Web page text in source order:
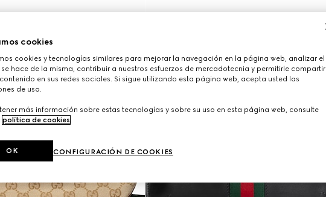
cookies
cookies y tecnologías similares para mejorar la navegación en la página web, analizar el
se hace de la misma, contribuir a nuestros esfuerzos de mercadotecnia y permitirle compartir
en sus redes sociales. Si sigue utilizando esta página web, acepta usted las
de uso.
más información sobre estas tecnologías y sobre su uso en esta página web, consulte
política de cookies.
CONFIGURACIÓN DE COOKIES
OK